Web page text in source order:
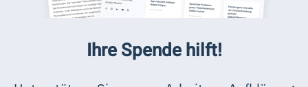
Ihre Spende hilft!